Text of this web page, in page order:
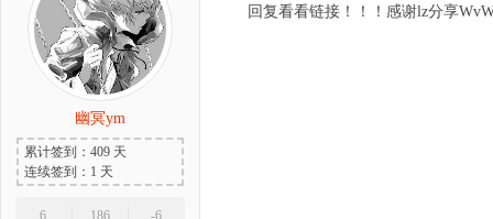
幽冥ym
累计签到：409 天
连续签到：1 天
6
186
-6
回复看看链接！！！感谢lz分享